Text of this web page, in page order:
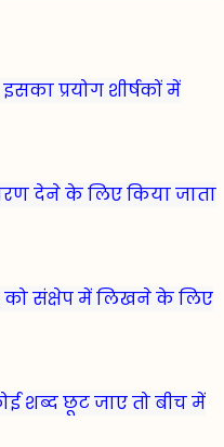
प्रयोग शीर्षकों में
देने के लिए किया जाता
को संक्षेप में लिखने के लिए
शब्द छूट जाए तो बीच में